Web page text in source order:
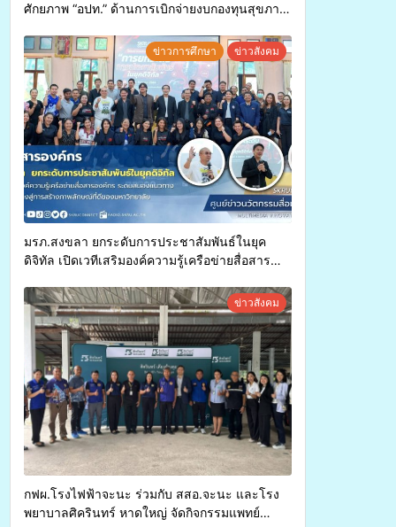
ศักยภาพ “อปท.” ด้านการเบิกจ่ายงบกองทุนสุขภาพ
ทุพพลภาพเพื่อเข้ารับบริการสาธารณสุข ลดความ
เหลื่อมล้ำ ยกระดับคุณภาพชีวิตประชาชนอย่าง
ยั่งยืน
ข่าวการศึกษา ข่าวสังคม
มรภ.สงขลา ยกระดับการประชาสัมพันธ์ในยุค
ดิจิทัล เปิดเวทีเสริมองค์ความรู้เครือข่ายสื่อสาร
การสร้างภาพลักษณ์ที่ดีของมหาวิทยาลัยข่าวสังคม
กฟผ.โรงไฟฟ้าจะนะ ร่วมกับ สสอ.จะนะ และโรง
พยาบาลศิครินทร์ หาดใหญ่ จัดกิจกรรมแพทย์